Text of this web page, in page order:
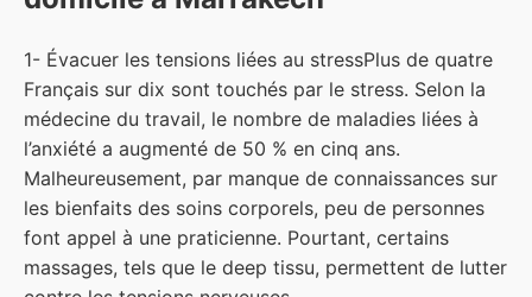
1- Évacuer les tensions liées au stressPlus de quatre
Français sur dix sont touchés par le stress. Selon la
médecine du travail, le nombre de maladies liées à
l’anxiété a augmenté de 50 % en cinq ans.
Malheureusement, par manque de connaissances sur
les bienfaits des soins corporels, peu de personnes
font appel à une praticienne. Pourtant, certains
massages, tels que le deep tissu, permettent de lutter